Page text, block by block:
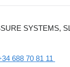
SYSTEMS,
688 70 81 11